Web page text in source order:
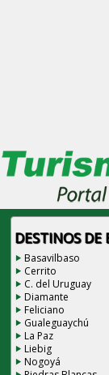
DESTINOS DE
Basavilbaso
Cerrito
C. del Uruguay
Diamante
Feliciano
Gualeguaychú
La Paz
Liebig
Nogoyá